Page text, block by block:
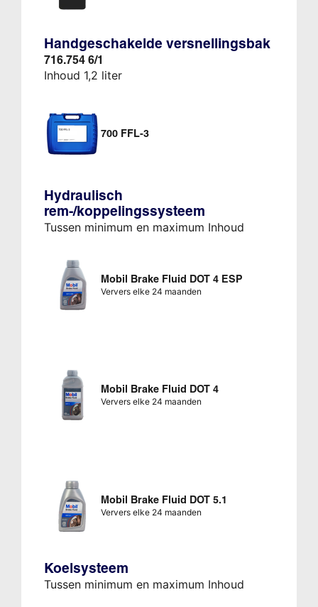
Handgeschakelde versnellingsbak
716.754 6/1
Inhoud 1,2 liter
700 FFL-3
Hydraulisch
rem-/koppelingssysteem
Tussen minimum en maximum Inhoud
Mobil Brake Fluid DOT 4 ESP
Ververs elke 24 maanden
Mobil Brake Fluid DOT 4
Ververs elke 24 maanden
Mobil Brake Fluid DOT 5.1
Ververs elke 24 maanden
Koelsysteem
Tussen minimum en maximum Inhoud